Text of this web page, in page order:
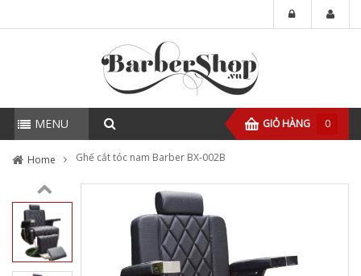
MENU GIỎ HÀNG 0
Home Ghế cắt tóc nam Barber BX-002B